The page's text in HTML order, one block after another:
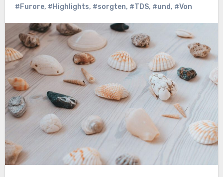
#Furore, #Highlights, #sorgten, #TDS, #und, #Von